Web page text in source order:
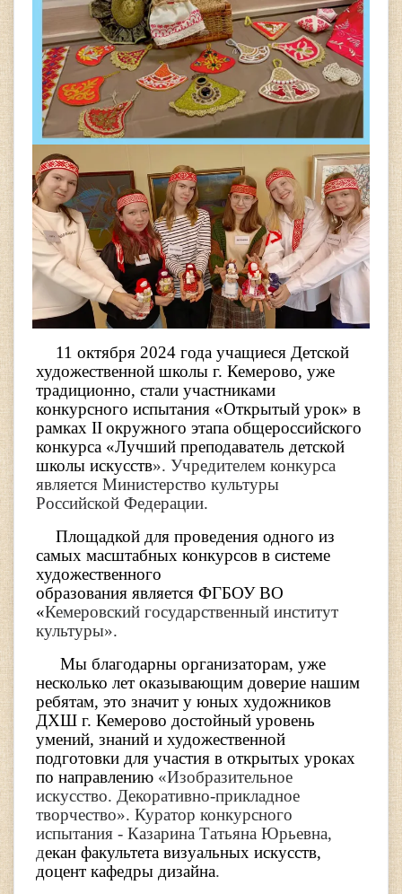
11 октября 2024 года учащиеся Детской
художественной школы г. Кемерово, уже
традиционно, стали участниками
конкурсного испытания «Открытый урок» в
рамках IIокружного этапа общероссийского
конкурса «Лучший преподаватель детской
школы искусств». Учредителем конкурса
является Министерство культуры
Российской Федерации.
Площадкой для проведения одного из
самых масштабных конкурсов в системе
художественного
образования является ФГБОУ ВО
«Кемеровский государственный институт
культуры».
Мы благодарны организаторам, уже
несколько лет оказывающим доверие нашим
ребятам, это значит у юных художников
ДХШ г. Кемерово достойный уровень
умений, знаний и художественной
подготовки для участия в открытых уроках
по направлению «Изобразительное
искусство. Декоративно-прикладное
творчество». Куратор конкурсного
испытания - Казарина Татьяна Юрьевна,
декан факультета визуальных искусств,
доцент кафедры дизайна.